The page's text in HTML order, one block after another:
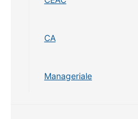
CA
Manageriale